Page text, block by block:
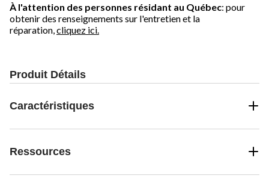
À l'attention des personnes résidant au Québec: pour
obtenir des renseignements sur l'entretien et la
réparation, cliquez ici.
Produit Détails
Caractéristiques
Ressources